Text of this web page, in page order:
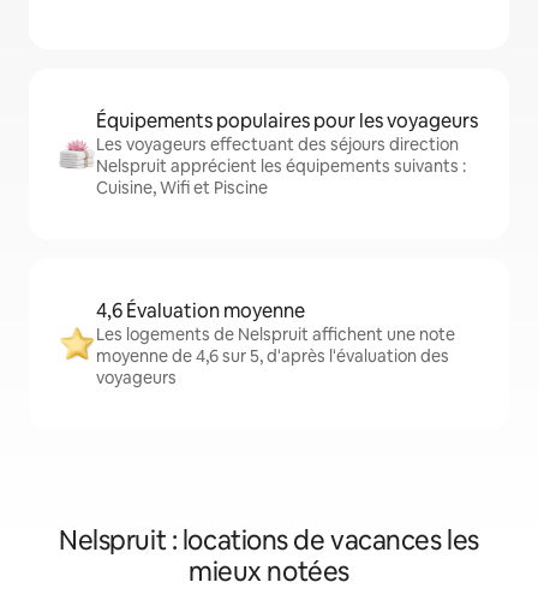
Équipements populaires pour les voyageurs
Les voyageurs effectuant des séjours direction
Nelspruit apprécient les équipements suivants :
Cuisine, Wifi et Piscine
4,6 Évaluation moyenne
Les logements de Nelspruit affichent une note
moyenne de 4,6 sur 5, d'après l'évaluation des
voyageurs
Nelspruit : locations de vacances les
mieux notées